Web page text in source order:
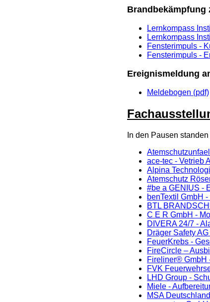
Brandbekämpfung
Lernkompass
Lernkompass
Fensterimpuls -
Fensterimpuls -
Ereignismeldung
Meldebogen (pdf)
In den Pausen
ace-tec - Vetrieb
Alpina
Atemschutz
#be a GENIUS -
benTextil GmbH
BTL
C E R GmbH -
DIVERA 24/7 -
Dräger Safety
FeuerKrebs -
FireCircle –
Fireliner® GmbH
FVK
LHD Group -
Miele -
MSA